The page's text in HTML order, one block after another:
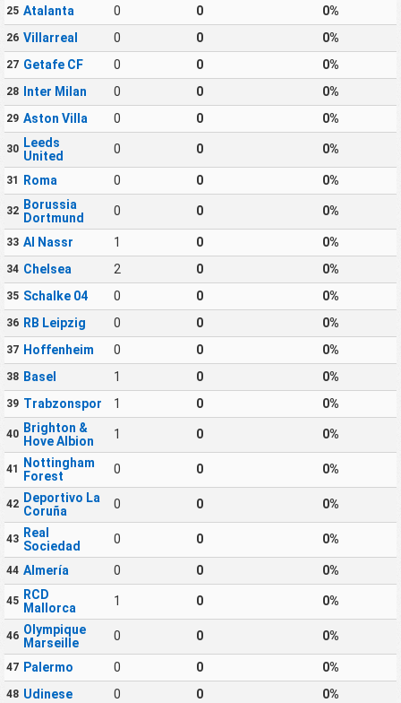
25 Atalanta 0 0 0%
26 Villarreal 0 0 0%
27 Getafe CF 0 0 0%
28 Inter Milan 0 0 0%
29 Aston Villa 0 0 0%
30 Leeds
United
0 0 0%
31 Roma 0 0 0%
32 Borussia
Dortmund
0 0 0%
33 Al Nassr 1 0 0%
34 Chelsea 2 0 0%
35 Schalke 04 0 0 0%
36 RB Leipzig 0 0 0%
37 Hoffenheim 0 0 0%
38 Basel 1 0 0%
39 Trabzonspor 1 0 0%
40 Brighton &
Hove Albion
1 0 0%
41
Nottingham
Forest
0 0 0%
42 Deportivo La
Coruña
0 0 0%
43 Real
Sociedad
0 0 0%
44 Almería 0 0 0%
45 RCD
Mallorca
1 0 0%
46 Olympique
Marseille
0 0 0%
47 Palermo 0 0 0%
48 Udinese 0 0 0%